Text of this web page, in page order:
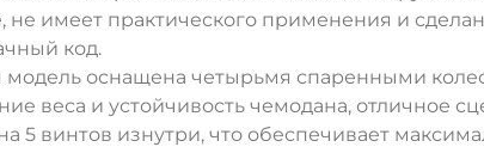
не имеет практического применения и
код.
модель оснащена четырьмя спаренными
веса и устойчивость чемодана, отличное
5 винтов изнутри, что обеспечивает